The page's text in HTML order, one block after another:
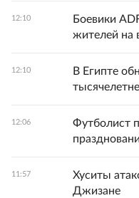
12:10
Боевики
жителей на
12:10
В Египте
12:06
Футболист
11:57
Хуситы
Джизане